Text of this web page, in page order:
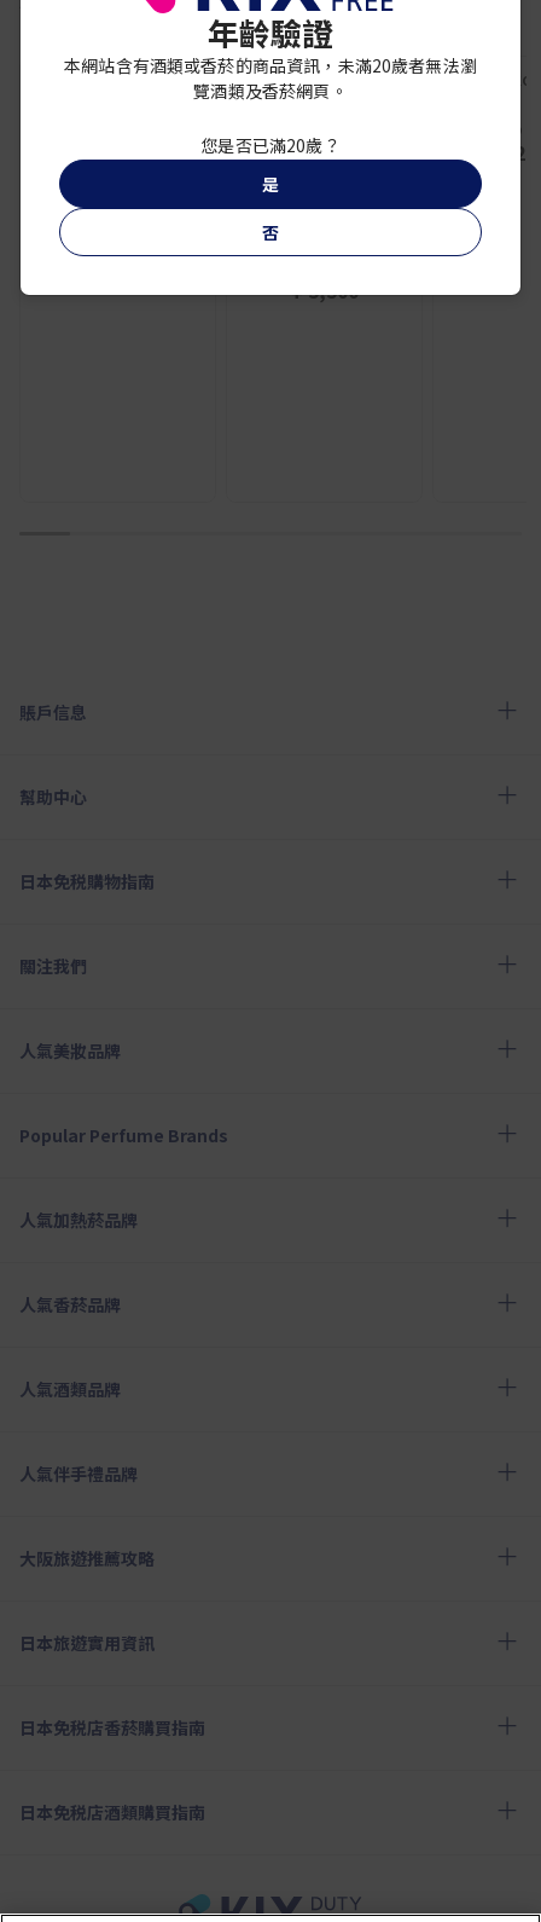
你可能還喜歡
¥ 15,500
IKI Barley Shochu
TAISO GENSHU
Distilled in 2013
¥ 5,500
¥
賬戶信息
幫助中心
日本免税購物指南
關注我們
人氣美妝品牌
Popular Perfume Brands
人氣加熱菸品牌
人氣香菸品牌
人氣酒類品牌
人氣伴手禮品牌
大阪旅遊推薦攻略
日本旅遊實用資訊
日本免税店香菸購買指南
日本免税店酒類購買指南
年齡驗證
本網站含有酒類或香菸的商品資訊，未滿20歲者無法瀏
覽酒類及香菸網頁。
您是否已滿20歲？
是
否